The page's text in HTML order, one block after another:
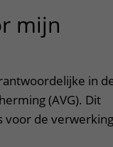
mijn
in
(AVG). Dit
voor de verwerking